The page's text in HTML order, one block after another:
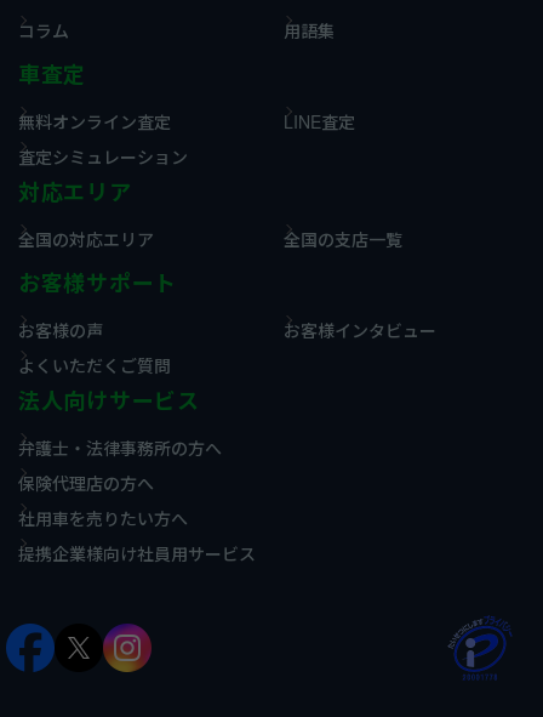
コラム 用語集
車査定
無料オンライン査定
LINE査定
査定シミュレーション
対応エリア
全国の対応エリア 全国の支店一覧
お客様サポート
お客様の声
お客様インタビュー
よくいただくご質問
法人向けサービス
弁護士・法律事務所の方へ
保険代理店の方へ
社用車を売りたい方へ
提携企業様向け社員用サービス